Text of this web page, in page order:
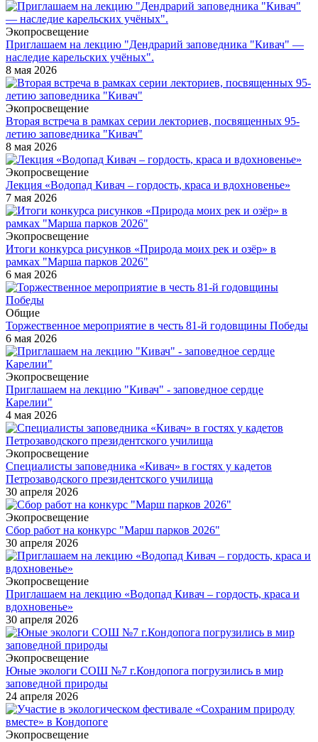
Экопросвещение
Приглашаем на лекцию "Дендрарий заповедника "Кивач" —
наследие карельских учёных".
8 мая 2026
Экопросвещение
Вторая встреча в рамках серии лекториев, посвященных 95-
летию заповедника "Кивач"
8 мая 2026
Экопросвещение
Лекция «Водопад Кивач – гордость, краса и вдохновенье»
7 мая 2026
Экопросвещение
Итоги конкурса рисунков «Природа моих рек и озёр» в
рамках "Марша парков 2026"
6 мая 2026
Общие
Торжественное мероприятие в честь 81-й годовщины Победы
6 мая 2026
Экопросвещение
Приглашаем на лекцию "Кивач" - заповедное сердце
Карелии"
4 мая 2026
Экопросвещение
Специалисты заповедника «Кивач» в гостях у кадетов
Петрозаводского президентского училища
30 апреля 2026
Экопросвещение
Сбор работ на конкурс "Марш парков 2026"
30 апреля 2026
Экопросвещение
Приглашаем на лекцию «Водопад Кивач – гордость, краса и
вдохновенье»
30 апреля 2026
Экопросвещение
Юные экологи СОШ №7 г.Кондопога погрузились в мир
заповедной природы
24 апреля 2026
Экопросвещение